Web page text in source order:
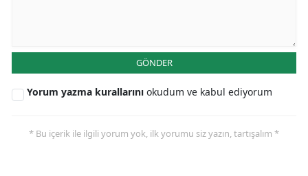
GÖNDER
Yorum yazma kurallarını okudum ve kabul ediyorum
* Bu içerik ile ilgili yorum yok, ilk yorumu siz yazın, tartışalım *